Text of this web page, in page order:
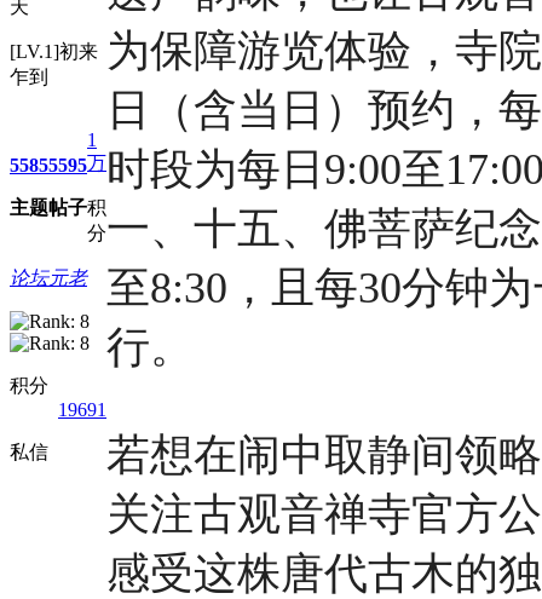
天
[LV.1]初来
乍到
5585
主题
5595
帖子
1
万
积
分
论坛元老
积分
19691
私信
为保障游览体验，寺
日（含当日）预约，
时段为每日9:00至
一、十五、佛菩萨纪
至8:30，且每30分钟
行。
若想在闹中取静间领
关注古观音禅寺官方
感受这株唐代古木的